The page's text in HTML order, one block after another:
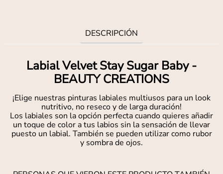
DESCRIPCIÓN
Labial Velvet Stay Sugar Baby -
BEAUTY CREATIONS
¡Elige nuestras pinturas labiales multiusos para un look
nutritivo, no reseco y de larga duración!
Los labiales son la opción perfecta cuando quieres añadir
un toque de color a tus labios sin la sensación de llevar
puesto un labial. También se pueden utilizar como rubor
y sombra de ojos.